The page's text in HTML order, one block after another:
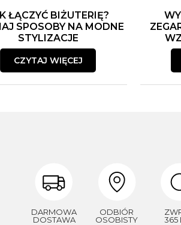
ŁĄCZYĆ BIŻUTERIĘ?
SPOSOBY NA MODNE
STYLIZACJE
CZYTAJ WIĘCEJ
DARMOWA
DOSTAWA
ODBIÓR
OSOBISTY
365